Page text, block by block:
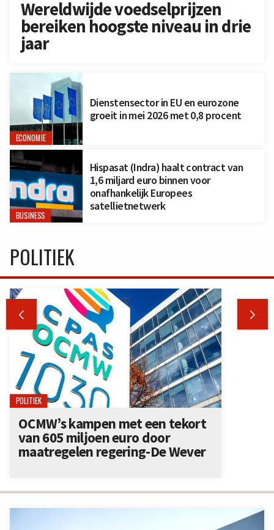
Wereldwijde voedselprijzen
bereiken hoogste niveau in drie
jaar
ECONOMIE
Dienstensector in EU en eurozone
groeit in mei 2026 met 0,8 procent
BUSINESS
Hispasat (Indra) haalt contract van
1,6 miljard euro binnen voor
onafhankelijk Europees
satellietnetwerk
POLITIEK
 
POLITIEK
OCMW’s kampen met een tekort
van 605 miljoen euro door
maatregelen regering-De Wever